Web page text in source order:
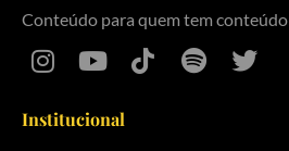
Conteúdo para quem tem conteúdo
Institucional